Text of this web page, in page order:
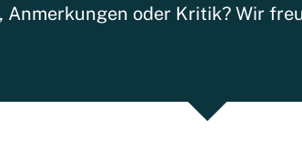
Anmerkungen oder Kritik? Wir